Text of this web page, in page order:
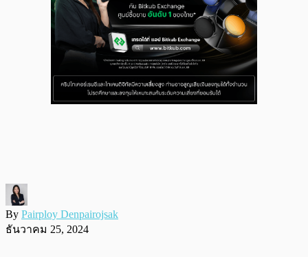
By Pairploy Denpairojsak
ธันวาคม 25, 2024